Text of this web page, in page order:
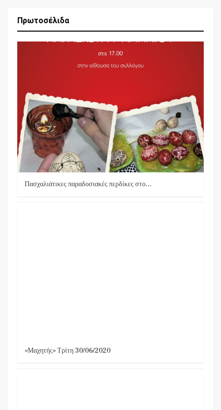
Πρωτοσέλιδα
Πασχαλιάτικες παραδοσιακές περδίκες στο…
«Μαχητής» Τρίτη 30/06/2020